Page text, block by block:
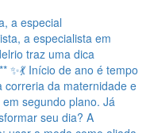
a especial